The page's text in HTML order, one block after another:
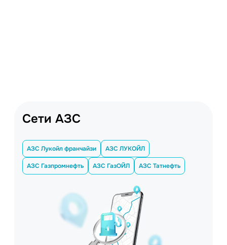
Сети АЗС
АЗС Лукойл франчайзи АЗС ЛУКОЙЛ
АЗС Газпромнефть АЗС ГазОЙЛ АЗС Татнефть